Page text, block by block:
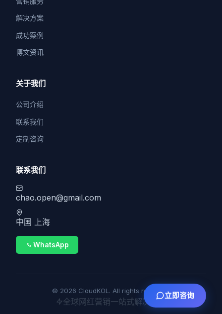
解决方案
成功案例
博文资讯
关于我们
公司介绍
联系我们
定制咨询
联系我们
chao.open@gmail.com
中国 上海
WhatsApp
© 2026 CloudKOL. All rights reserved.
全球网红营销一站式解决方案
立即咨询